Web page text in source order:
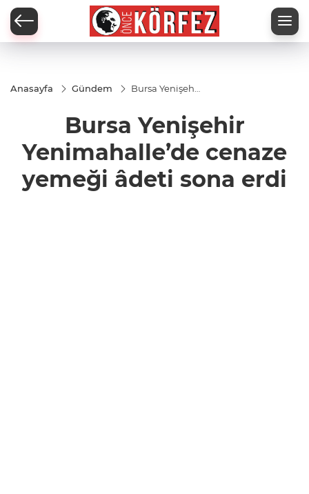
Anasayfa Gündem
Bursa Yenişehir
âdeti sona erdi
Bursa Yenişehir
Yenimahalle’de cenaze
yemeği âdeti sona erdi